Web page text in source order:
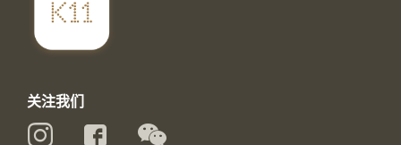
关注我们